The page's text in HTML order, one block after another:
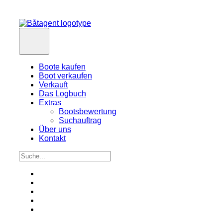
Boote kaufen
Boot verkaufen
Verkauft
Das Logbuch
Extras
Bootsbewertung
Suchauftrag
Über uns
Kontakt